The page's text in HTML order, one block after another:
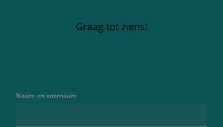
Graag tot ziens!
Naam- en voornaam